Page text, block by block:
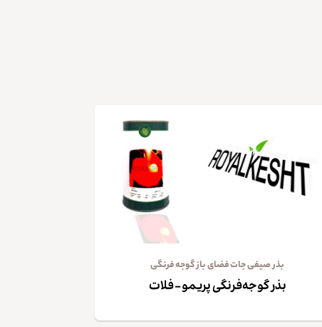
بذر صیفی جات فضای باز گوجه فرنگی
بذر گوجه‌فرنگی پریمو – فلات